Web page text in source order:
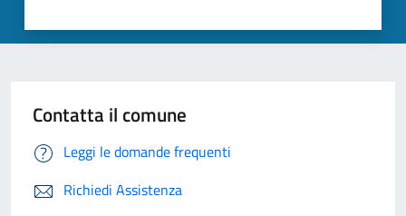
Contatta il comune
Leggi le domande frequenti
Richiedi Assistenza